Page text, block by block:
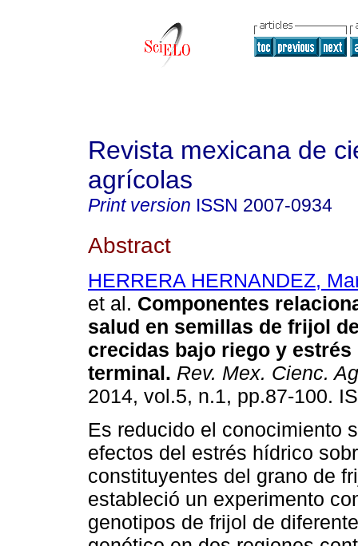
Revista mexicana de
agrícolas
Print version ISSN 2007-0934
Abstract
HERRERA HERNANDEZ,
et al. Componentes
salud en semillas de frijol
crecidas bajo riego y
terminal. Rev. Mex. Cienc.
2014, vol.5, n.1, pp.87-100.
Es reducido el conocimiento
efectos del estrés hídrico
constituyentes del grano de
estableció un experimento
genotipos de frijol de